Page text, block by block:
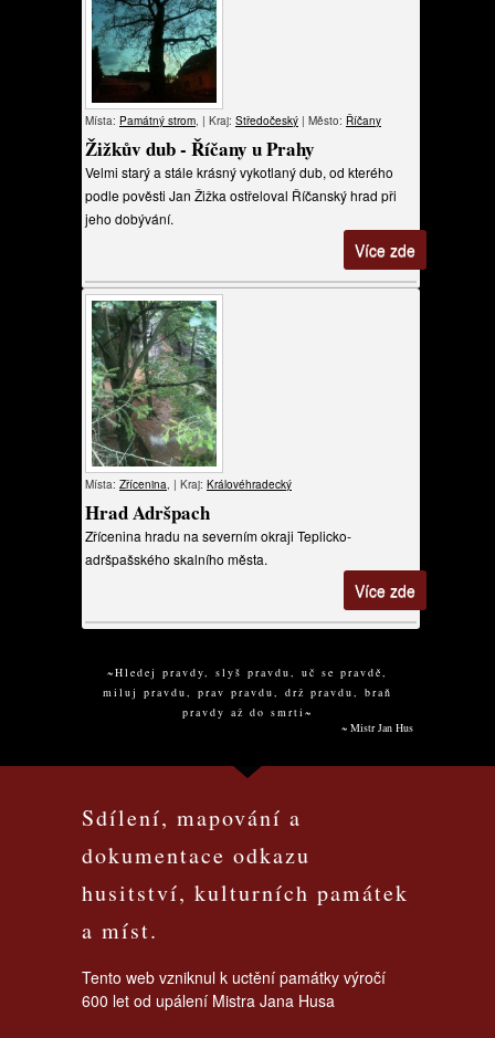
Místa: Památný strom, | Kraj: Středočeský | Město: Říčany
Žižkův dub - Říčany u Prahy
Velmi starý a stále krásný vykotlaný dub, od kterého
podle pověsti Jan Žižka ostřeloval Říčanský hrad při
jeho dobývání.
Více zde
Místa: Zřícenina, | Kraj: Královéhradecký
Hrad Adršpach
Zřícenina hradu na severním okraji Teplicko-
adršpašského skalního města.
Více zde
~Hledej pravdy, slyš pravdu, uč se pravdě,
miluj pravdu, prav pravdu, drž pravdu, braň
pravdy až do smrti~
~ Mistr Jan Hus
Sdílení, mapování a
dokumentace odkazu
husitství, kulturních památek
a míst.
Tento web vzniknul k uctění památky výročí
600 let od upálení Mistra Jana Husa